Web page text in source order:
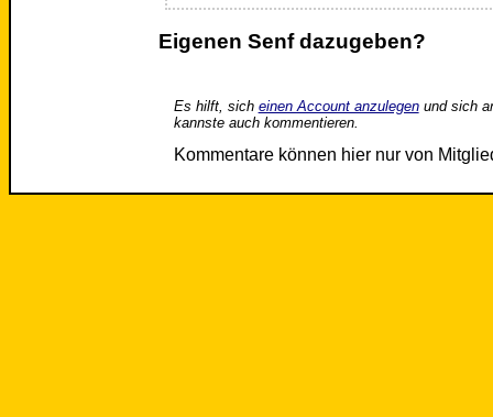
Eigenen Senf dazugeben?
Es hilft, sich einen Account anzulegenund sich
kannste auch kommentieren.
Kommentare können hier nur von